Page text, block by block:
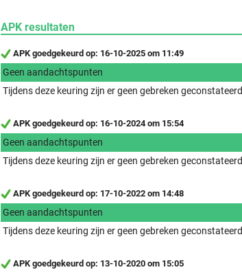
APK resultaten
APK goedgekeurd op: 16-10-2025 om 11:49
Geen aandachtspunten
Tijdens deze keuring zijn er geen gebreken geconstateerd
APK goedgekeurd op: 16-10-2024 om 15:54
Geen aandachtspunten
Tijdens deze keuring zijn er geen gebreken geconstateerd
APK goedgekeurd op: 17-10-2022 om 14:48
Geen aandachtspunten
Tijdens deze keuring zijn er geen gebreken geconstateerd
APK goedgekeurd op: 13-10-2020 om 15:05